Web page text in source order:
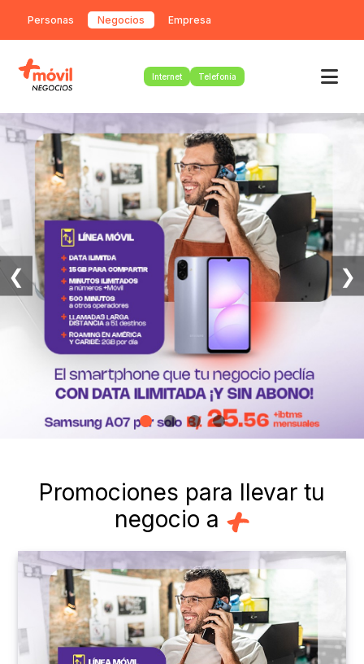
Personas Negocios Empresa
Internet Telefonía
❮ ❯
Promociones para llevar tu
negocio a